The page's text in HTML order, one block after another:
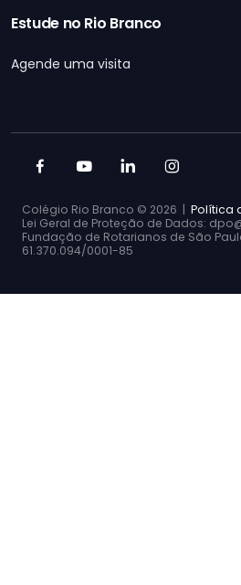
Estude no Rio Branco
Agende uma visita
Colégio Rio Branco © 2026 | Política
Lei Geral de Proteção de Dados:
Fundação de Rotarianos de São
61.370.094/0001-85